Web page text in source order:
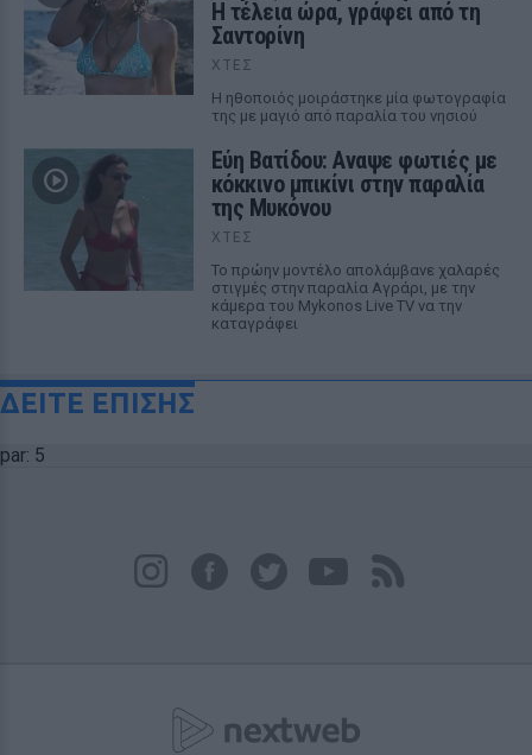
Η τέλεια ώρα, γράφει από τη
Σαντορίνη
ΧΤΕΣ
Η ηθοποιός μοιράστηκε μία φωτογραφία
της με μαγιό από παραλία του νησιού
Εύη Βατίδου: Αναψε φωτιές με
κόκκινο μπικίνι στην παραλία
της Μυκόνου
ΧΤΕΣ
Το πρώην μοντέλο απολάμβανε χαλαρές
στιγμές στην παραλία Αγράρι, με την
κάμερα του Mykonos Live TV να την
καταγράφει
ΔΕΙΤΕ ΕΠΙΣΗΣ
par: 5